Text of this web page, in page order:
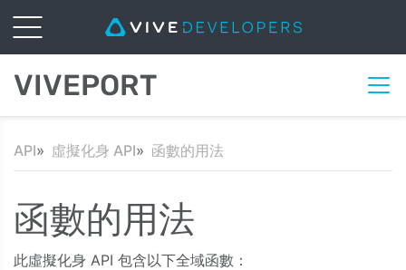
VIVEPORT
API 虛擬化身 API 函數的用法
函數的用法
此虛擬化身 API 包含以下全域函數：